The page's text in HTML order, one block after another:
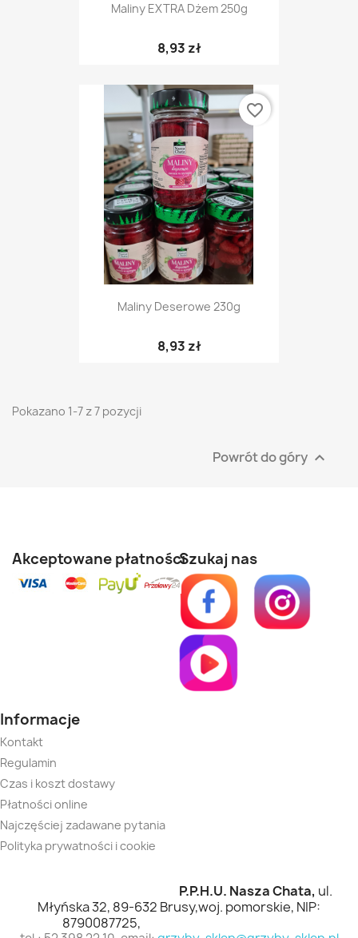
Maliny EXTRA Dżem 250g
8,93 zł
Maliny Deserowe 230g
8,93 zł
favorite_border
Pokazano 1-7 z 7 pozycji
Powrót do góry 
Akceptowane płatnościSzukaj nas
Informacje
Kontakt
Regulamin
Czas i koszt dostawy
Płatności online
Najczęściej zadawane pytania
Polityka prywatności i cookie
P.P.H.U. Nasza Chata, ul.
Młyńska 32, 89-632 Brusy,woj. pomorskie, NIP:
8790087725,